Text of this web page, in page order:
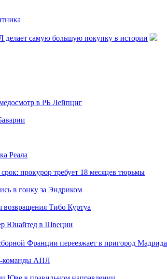
не станет
самую большую покупку в истории
в РБ Лейпциг
Реала
прокурор требует 18 месяцев тюрьмы
в гонку за Эндриком
возвращения Тибо Куртуа
Юнайтед в Швеции
Франции переезжает в пригород Мадрида
команды АПЛ